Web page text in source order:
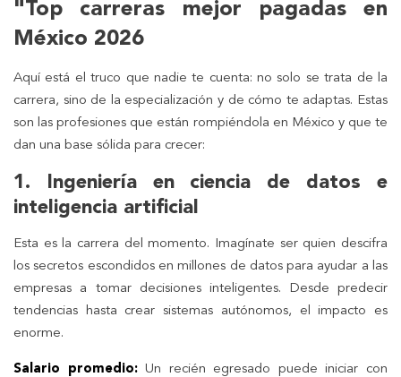
"Top carreras mejor pagadas en
México 2026
Aquí está el truco que nadie te cuenta: no solo se trata de la
carrera, sino de la especialización y de cómo te adaptas. Estas
son las profesiones que están rompiéndola en México y que te
dan una base sólida para crecer:
1. Ingeniería en ciencia de datos e
inteligencia artificial
Esta es la carrera del momento. Imagínate ser quien descifra
los secretos escondidos en millones de datos para ayudar a las
empresas a tomar decisiones inteligentes. Desde predecir
tendencias hasta crear sistemas autónomos, el impacto es
enorme.
Salario promedio:Un recién egresado puede iniciar con